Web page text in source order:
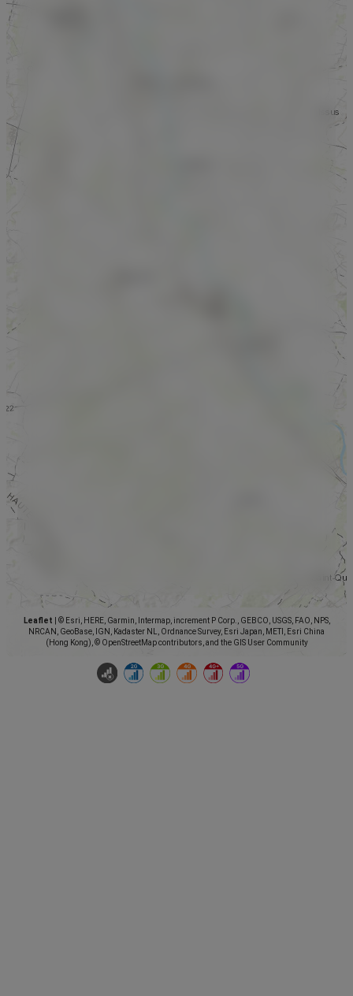
Leaflet
© Esri, HERE, Garmin, Intermap, increment P Corp., GEBCO, USGS, FAO, NPS,
NRCAN, GeoBase, IGN, Kadaster NL, Ordnance Survey, Esri Japan, METI, Esri China
(Hong Kong), © OpenStreetMap contributors, and the GIS User Community